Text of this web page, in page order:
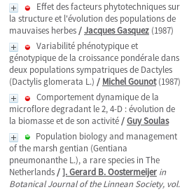
Effet des facteurs phytotechniques sur
la structure et l'évolution des populations de
mauvaises herbes/Jacques Gasquez (1987)
Variabilité phénotypique et
génotypique de la croissance pondérale dans
deux populations sympatriques de Dactyles
(Dactylis glomerata L.) / Michel Gounot(1987)
Comportement dynamique de la
microflore degradant le 2, 4-D : évolution de
la biomasse et de son activité/Guy Soulas
Population biology and management
of the marsh gentian (Gentiana
pneumonanthe L.), a rare species in The
Netherlands/]. Gerard B. Oostermeijer in
Botanical Journal of the Linnean Society, vol.